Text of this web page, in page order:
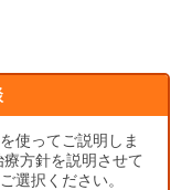
使ってご説明しま
方針を説明させて
選択ください。